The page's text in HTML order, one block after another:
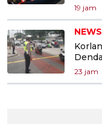
19 jam
NEWS
23 jam